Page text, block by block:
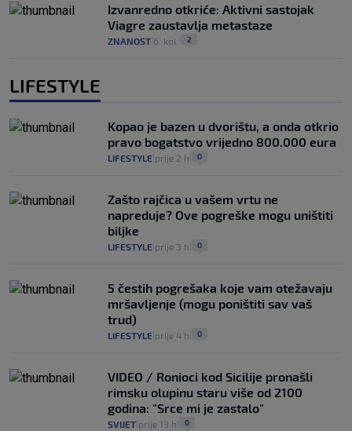
Izvanredno otkriće: Aktivni sastojak
Viagre zaustavlja metastaze
ZNANOST 6. kol. 2
LIFESTYLE
Kopao je bazen u dvorištu, a onda otkrio
pravo bogatstvo vrijedno 800.000 eura
LIFESTYLE prije 2 h 0
Zašto rajčica u vašem vrtu ne
napreduje? Ove pogreške mogu uništiti
biljke
LIFESTYLE prije 3 h 0
5 čestih pogrešaka koje vam otežavaju
mršavljenje (mogu poništiti sav vaš
trud)
LIFESTYLE prije 4 h 0
VIDEO / Ronioci kod Sicilije pronašli
rimsku olupinu staru više od 2100
godina: "Srce mi je zastalo"
SVIJET prije 13 h 0